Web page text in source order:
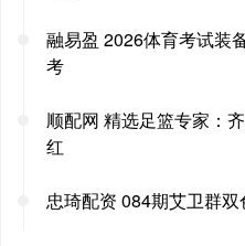
融易盈 2026体育考试装
考
顺配网 精选足篮专家：
红
忠琦配资 084期艾卫群